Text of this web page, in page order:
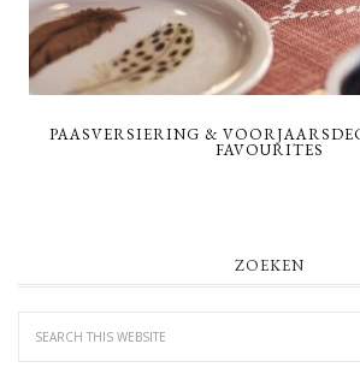
PAASVERSIERING &
FAVOURITES
ZOEKEN